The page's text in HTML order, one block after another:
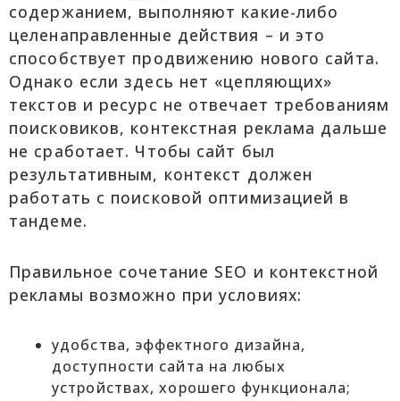
содержанием, выполняют какие-либо
целенаправленные действия – и это
способствует продвижению нового сайта.
Однако если здесь нет «цепляющих»
текстов и ресурс не отвечает требованиям
поисковиков, контекстная реклама дальше
не сработает. Чтобы сайт был
результативным, контекст должен
работать с поисковой оптимизацией в
тандеме.
Правильное сочетание SEO и контекстной
рекламы возможно при условиях:
удобства, эффектного дизайна,
доступности сайта на любых
устройствах, хорошего функционала;